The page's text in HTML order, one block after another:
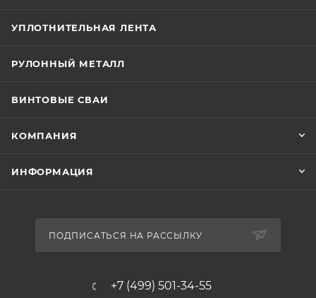
УПЛОТНИТЕЛЬНАЯ ЛЕНТА
РУЛОННЫЙ МЕТАЛЛ
ВИНТОВЫЕ СВАИ
КОМПАНИЯ
ИНФОРМАЦИЯ
ПОДПИСАТЬСЯ НА РАССЫЛКУ
+7 (499) 501-34-55